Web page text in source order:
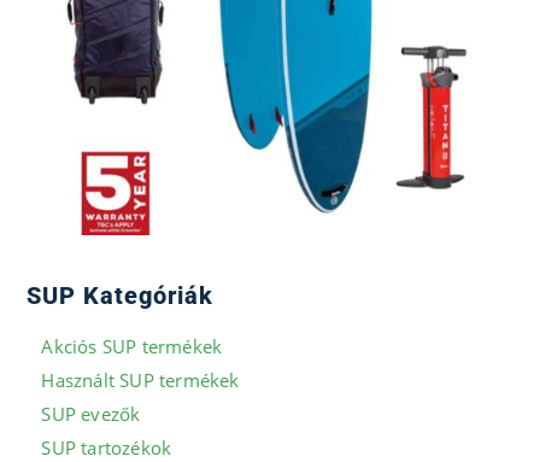
SUP Kategóriák
Akciós SUP termékek
Használt SUP termékek
SUP evezők
SUP tartozékok